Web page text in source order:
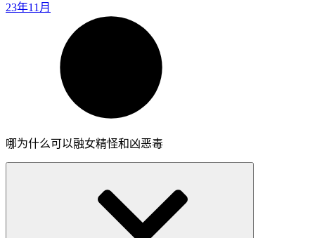
23年11月
哪为什么可以融女精怪和凶恶毒